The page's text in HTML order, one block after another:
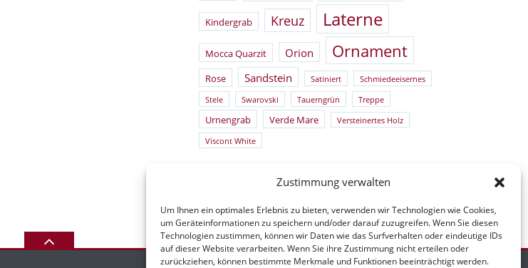
Zustimmung verwalten
Um Ihnen ein optimales Erlebnis zu bieten, verwenden wir Technologien wie Cookies,
um Geräteinformationen zu speichern und/oder darauf zuzugreifen. Wenn Sie diesen
Technologien zustimmen, können wir Daten wie das Surfverhalten oder eindeutige IDs
auf dieser Website verarbeiten. Wenn Sie ihre Zustimmung nicht erteilen oder
zurückziehen, können bestimmte Merkmale und Funktionen beeinträchtigt werden.
Kindergrab Kreuz Laterne
Mocca Quarzit Orion Ornament
Rose Sandstein Satiniert Schmiedeeisernes
Stele Swarovski Tauerngrün Treppe
Urnengrab Verde Mare Versteinertes Holz
Viscont White